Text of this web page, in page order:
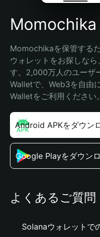
Momochika
Momochikaを保管する
ウォレットをお探しな
す。2,000万人のユーザ
Walletで、Web3を自由
Walletをご利用ください。
Android APKをダウン
Google Playをダウン
よくあるご質問
Solanaウォレットで